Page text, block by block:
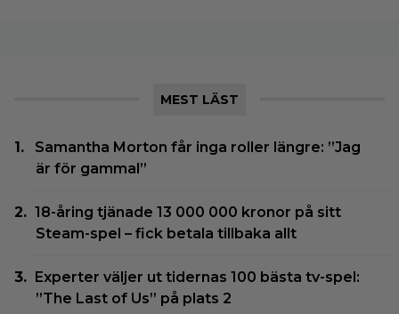
MEST LÄST
Samantha Morton får inga roller längre: ”Jag
är för gammal”
18-åring tjänade 13 000 000 kronor på sitt
Steam-spel – fick betala tillbaka allt
Experter väljer ut tidernas 100 bästa tv-spel:
”The Last of Us” på plats 2